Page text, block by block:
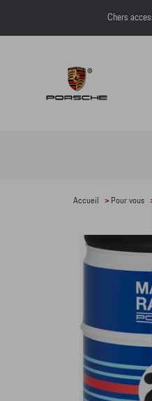
Chers
Accueil > Pour vous